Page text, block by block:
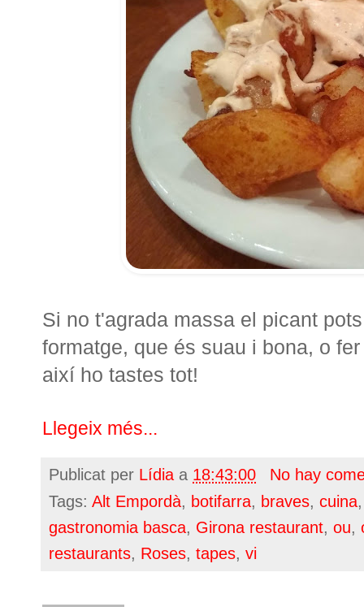
Si no t'agrada massa el picant
formatge, que és suau i bona, o
així ho tastes tot!
Llegeix més...
Publicat per Lídia a 18:43:00
No hay
Tags: Alt Empordà, botifarra, braves, cuina
gastronomia basca, Girona restaurant, ou,
restaurants, Roses, tapes, vi